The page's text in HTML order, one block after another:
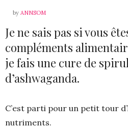
by ANNSOM
Je ne sais pas si vous
compléments
je fais une cure de
d’ashwaganda.
C’est parti pour un petit tour
nutriments.